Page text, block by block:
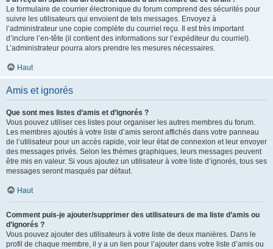
Le formulaire de courrier électronique du forum comprend des sécurités pour
suivre les utilisateurs qui envoient de tels messages. Envoyez à
l’administrateur une copie complète du courriel reçu. Il est très important
d’inclure l’en-tête (il contient des informations sur l’expéditeur du courriel).
L’administrateur pourra alors prendre les mesures nécessaires.
Haut
Amis et ignorés
Que sont mes listes d’amis et d’ignorés ?
Vous pouvez utiliser ces listes pour organiser les autres membres du forum.
Les membres ajoutés à votre liste d’amis seront affichés dans votre panneau
de l’utilisateur pour un accès rapide, voir leur état de connexion et leur envoyer
des messages privés. Selon les thèmes graphiques, leurs messages peuvent
être mis en valeur. Si vous ajoutez un utilisateur à votre liste d’ignorés, tous ses
messages seront masqués par défaut.
Haut
Comment puis-je ajouter/supprimer des utilisateurs de ma liste d’amis ou
d’ignorés ?
Vous pouvez ajouter des utilisateurs à votre liste de deux manières. Dans le
profil de chaque membre, il y a un lien pour l’ajouter dans votre liste d’amis ou